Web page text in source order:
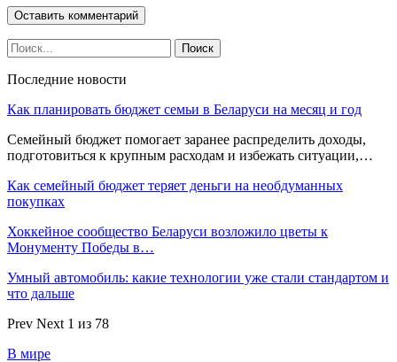
Последние новости
Как планировать бюджет семьи в Беларуси на месяц и год
Семейный бюджет помогает заранее распределить доходы,
подготовиться к крупным расходам и избежать ситуации,…
Как семейный бюджет теряет деньги на необдуманных
покупках
Хоккейное сообщество Беларуси возложило цветы к
Монументу Победы в…
Умный автомобиль: какие технологии уже стали стандартом и
что дальше
Prev Next 1 из 78
В мире